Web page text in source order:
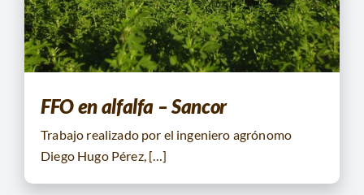
FFO en alfalfa – Sancor
Trabajo realizado por el ingeniero agrónomo
Diego Hugo Pérez, […]